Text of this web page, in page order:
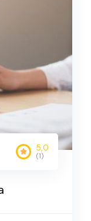
5,0
(1)